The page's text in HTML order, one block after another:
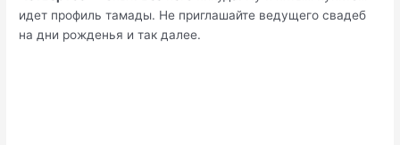
идет профиль тамады. Не приглашайте ведущего свадеб
на дни рожденья и так далее.